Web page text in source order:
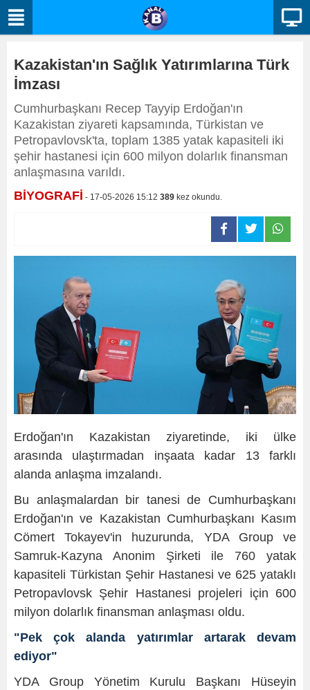
Kazakistan'ın Sağlık Yatırımlarına Türk
İmzası
Cumhurbaşkanı Recep Tayyip Erdoğan'ın
Kazakistan ziyareti kapsamında, Türkistan ve
Petropavlovsk'ta, toplam 1385 yatak kapasiteli iki
şehir hastanesi için 600 milyon dolarlık finansman
anlaşmasına varıldı.
BİYOGRAFİ - 17-05-2026 15:12 389 kez okundu.
Erdoğan'ın Kazakistan ziyaretinde, iki ülke
arasında ulaştırmadan inşaata kadar 13 farklı
alanda anlaşma imzalandı.
Bu anlaşmalardan bir tanesi de Cumhurbaşkanı
Erdoğan'ın ve Kazakistan Cumhurbaşkanı Kasım
Cömert Tokayev'in huzurunda, YDA Group ve
Samruk-Kazyna Anonim Şirketi ile 760 yatak
kapasiteli Türkistan Şehir Hastanesi ve 625 yataklı
Petropavlovsk Şehir Hastanesi projeleri için 600
milyon dolarlık finansman anlaşması oldu.
"Pek çok alanda yatırımlar artarak devam
ediyor"
YDA Group Yönetim Kurulu Başkanı Hüseyin